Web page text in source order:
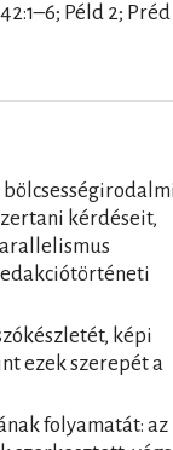
Péld 2;
kérdéseit,
képi
ezek szerepét a
folyamatát: az